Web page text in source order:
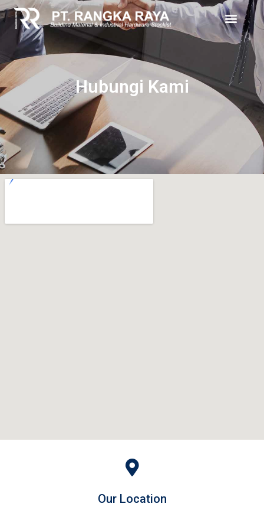
Hubungi Kami
Our Location